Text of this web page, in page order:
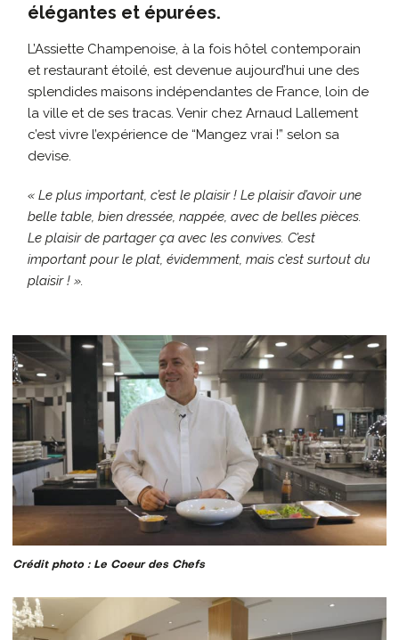
élégantes et épurées.
L’Assiette Champenoise, à la fois hôtel contemporain
et restaurant étoilé, est devenue aujourd’hui une des
splendides maisons indépendantes de France, loin de
la ville et de ses tracas.Venir chez Arnaud Lallement
c’est vivre l’expérience de “Mangez vrai !” selon sa
devise.
« Le plus important, c’est le plaisir ! Le plaisir d’avoir une
belle table, bien dressée, nappée, avec de belles pièces.
Le plaisir de partager ça avec les convives. C’est
important pour le plat, évidemment, mais c’est surtout du
plaisir ! ».
Crédit photo : Le Coeur des Chefs